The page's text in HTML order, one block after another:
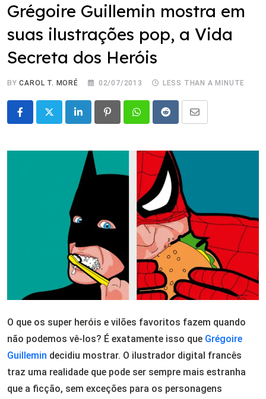
Grégoire Guillemin mostra em
suas ilustrações pop, a Vida
Secreta dos Heróis
BYCAROL T. MORÉ 02/07/2013 LESS THAN A MINUTE
LinkedIn PinterestWhatsappRedditShare
Email
O que os super heróis e vilões favoritos fazem quando
não podemos vê-los? É exatamente isso que Grégoire
Guillemin decidiu mostrar. O ilustrador digital francês
traz uma realidade que pode ser sempre mais estranha
que a ficção, sem exceções para os personagens